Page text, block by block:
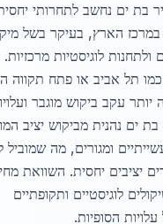
בת ים נחשב לתחרותי
הארץ, בעיקר בשל
ולתחנות לוגיסטיות מרכזיות.
כמו תל אביב או פתח תקווה
יותר עקב ביקוש מוגבר
בת ים נהנית מביקוש יציב
ומגורים, מה שמוביל
יציבים יחסית. השוואת
לוגיסטיים ותקופתיים
הסופיות.